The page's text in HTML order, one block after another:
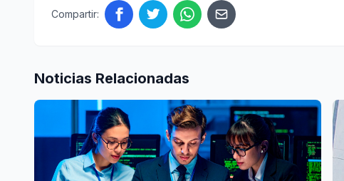
Compartir:
Noticias Relacionadas